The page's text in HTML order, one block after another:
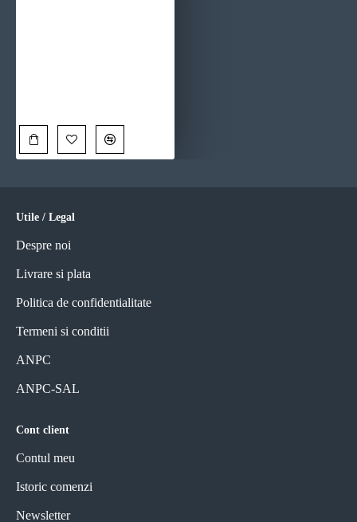
Utile / Legal
Despre noi
Livrare si plata
Politica de confidentialitate
Termeni si conditii
ANPC
ANPC-SAL
Cont client
Contul meu
Istoric comenzi
Newsletter